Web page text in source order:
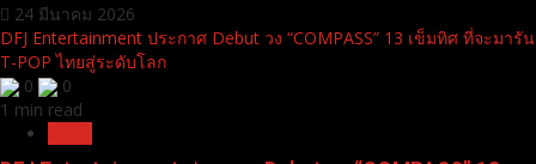
24 มีนาคม 2026
DFJ Entertainment ประกาศ Debut วง “COMPASS” 13 เข็มทิศ ที่จะมารัน
T-POP ไทยสู่ระดับโลก
0
0
1 min read